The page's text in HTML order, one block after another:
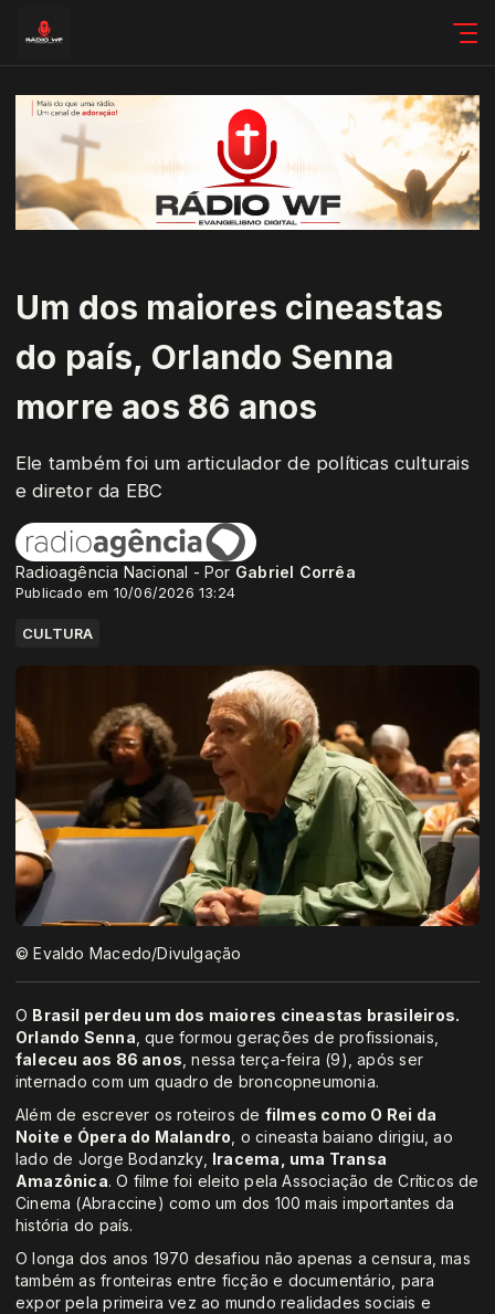
Um dos maiores cineastas
do país, Orlando Senna
morre aos 86 anos
Ele também foi um articulador de políticas culturais
e diretor da EBC
Radioagência Nacional - Por Gabriel Corrêa
Publicado em 10/06/2026 13:24
CULTURA
© Evaldo Macedo/Divulgação
O Brasil perdeu um dos maiores cineastas brasileiros.
Orlando Senna , que formou gerações de profissionais,
faleceu aos 86 anos , nessa terça-feira (9), após ser
internado com um quadro de broncopneumonia.
Além de escrever os roteiros de filmes como O Rei da
Noite e Ópera do Malandro , o cineasta baiano dirigiu, ao
lado de Jorge Bodanzky, Iracema, uma Transa
Amazônica. O filme foi eleito pela Associação de Críticos de
Cinema (Abraccine) como um dos 100 mais importantes da
história do país.
O longa dos anos 1970 desafiou não apenas a censura, mas
também as fronteiras entre ficção e documentário, para
expor pela primeira vez ao mundo realidades sociais e